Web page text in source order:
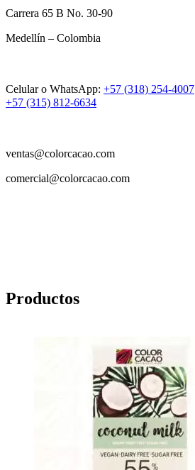
Carrera 65 B No. 30-90
Medellín – Colombia
Celular o WhatsApp: +57 (318) 254-4007
+57 (315) 812-6634
ventas@colorcacao.com
comercial@colorcacao.com
Productos